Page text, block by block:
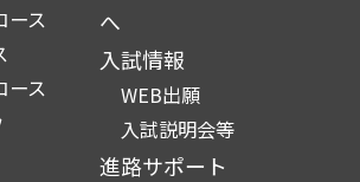
ース
ース
へ
入試情報
WEB出願
入試説明会等
進路サポート